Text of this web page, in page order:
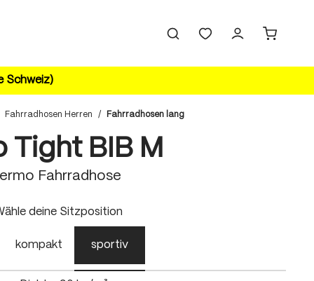
Schweiz)
Fahrradhosen Herren / Fahrradhosen lang
Tight BIB M
Fahrradhose
deine Sitzposition
kompakt sportiv